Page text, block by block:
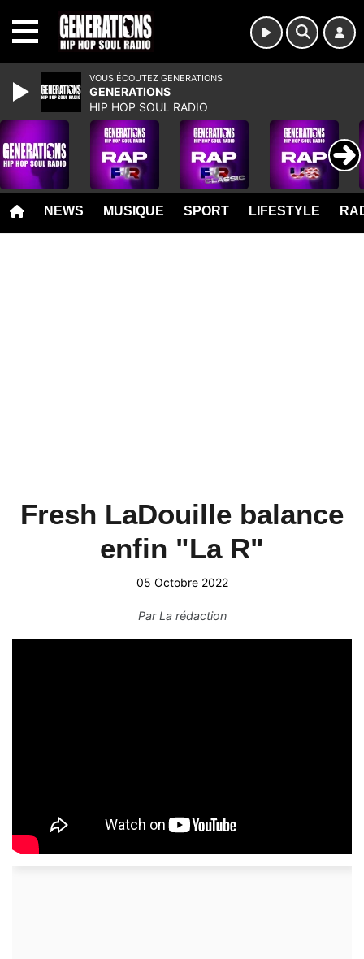
NEWS MUSIQUE SPORT LIFESTYLE
Fresh LaDouille balance
enfin "La R"
05 Octobre 2022
ParLa rédaction
VOUS ÉCOUTEZ GENERATIONS
GENERATIONS
HIP HOP SOUL RADIO